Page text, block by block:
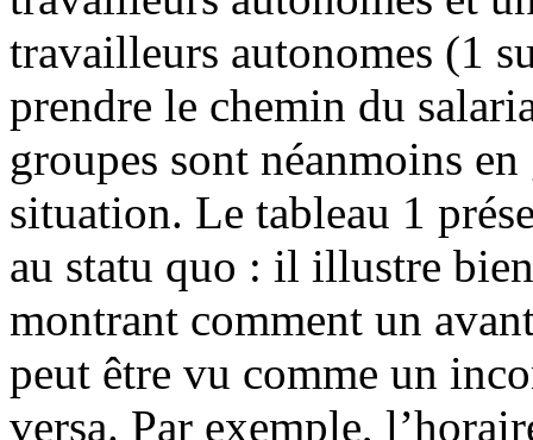
travailleurs autonomes (1
prendre le chemin du
groupes sont néanmoins
situation. Le tableau 1
au statu quo : il illustre
montrant comment un
peut être vu comme un
versa. Par exemple,